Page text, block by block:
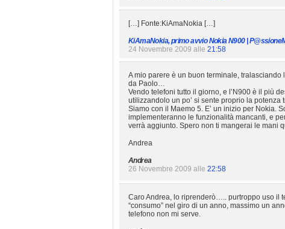
[…] Fonte:KiAmaNokia […]
KiAmaNokia, primo avvio Nokia N900 |
24 Novembre 2009 alle 21:58
A mio parere è un buon terminale, tralasciando
da Paolo…
Vendo telefoni tutto il giorno, e l’N900 è il più
utilizzandolo un po’ si sente proprio la potenza
Siamo con il Maemo 5. E’ un inizio per Nokia.
implementeranno le funzionalità mancanti, e
verrà aggiunto. Spero non ti mangerai le mani
Andrea
Andrea
26 Novembre 2009 alle 22:58
Caro Andrea, lo riprenderò….. purtroppo uso il
“consumo” nel giro di un anno, massimo un
telefono non mi serve.